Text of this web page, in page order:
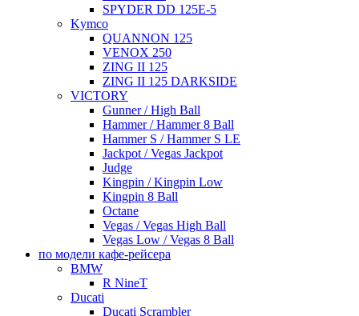
SPYDER DD 125E-5
Kymco
QUANNON 125
VENOX 250
ZING II 125
ZING II 125 DARKSIDE
VICTORY
Gunner / High Ball
Hammer / Hammer 8 Ball
Hammer S / Hammer S LE
Jackpot / Vegas Jackpot
Judge
Kingpin / Kingpin Low
Kingpin 8 Ball
Octane
Vegas / Vegas High Ball
Vegas Low / Vegas 8 Ball
по модели кафе-рейсера
BMW
R NineT
Ducati
Ducati Scrambler